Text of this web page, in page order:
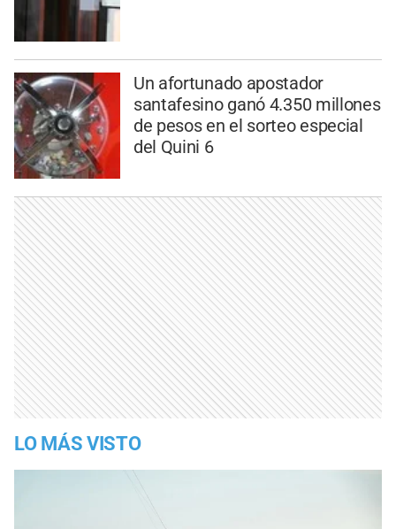
Un afortunado apostador
santafesino ganó 4.350 millones
de pesos en el sorteo especial
del Quini 6
LO MÁS VISTO